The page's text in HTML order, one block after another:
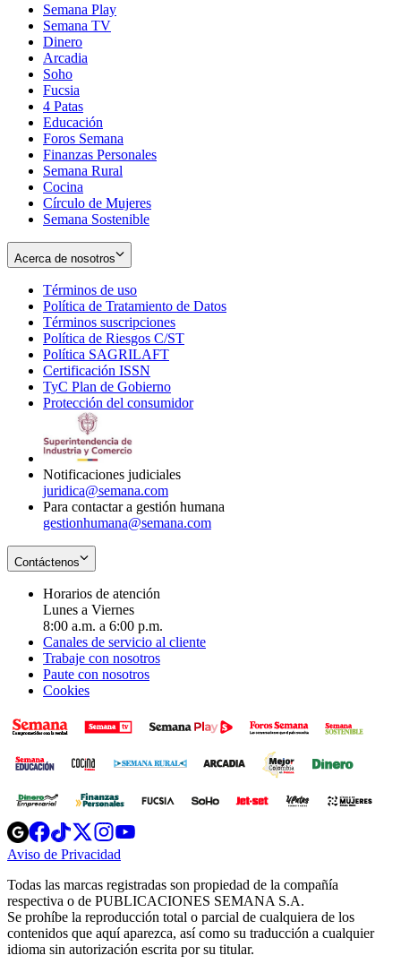
Semana Play
Semana TV
Dinero
Arcadia
Soho
in
new
window
Fucsia
in
new
window
4 Patas
Educación
Foros Semana
Finanzas Personales
Semana Rural
Cocina
Círculo de Mujeres
Semana Sostenible
Acerca de nosotros
Términos de uso
in
new
window
Política de Tratamiento de Datos
Términos suscripciones
in
Política de Riesgos C/ST
Política SAGRILAFT
new
window
Certificación ISSN
in
new
TyC Plan de Gobierno
in
Protección del consumidorOpens
Notificaciones judiciales
juridica@semana.com
Para contactar a gestión humana
gestionhumana@semana.com
Contáctenos
Horarios de atención
Lunes a Viernes
8:00 a.m. a 6:00 p.m.
Canales de servicio al cliente
Trabaje con nosotros
Paute con nosotros
Cookies
Opens
in
new
Opens
in
new
Opens
in
new
window
Opens
new
windowwindow
Aviso de Privacidad
new
window
Todas las marcas registradas son propiedad de la compañía
respectiva o de PUBLICACIONES SEMANA S.A.
Se prohíbe la reproducción total o parcial de cualquiera de los
contenidos que aquí aparezca, así como su traducción a cualquier
idioma sin autorización escrita por su titular.